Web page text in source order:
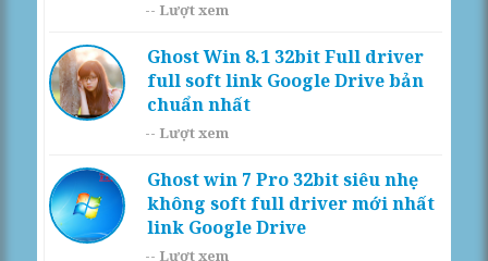
-- Lượt xem
Ghost Win 8.1 32bit Full driver
full soft link Google Drive bản
chuẩn nhất
-- Lượt xem
Ghost win 7 Pro 32bit siêu nhẹ
không soft full driver mới nhất
link Google Drive
-- Lượt xem